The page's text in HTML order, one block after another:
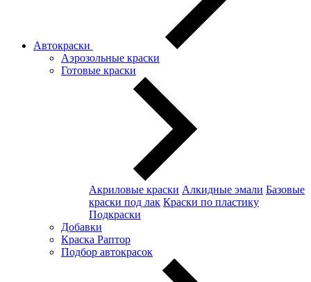
Автокраски
Аэрозольные краски
Готовые краски
Акриловые краски Алкидные эмали Базовые
краски под лак Краски по пластику
Подкраски
Добавки
Краска Раптор
Подбор автокрасок